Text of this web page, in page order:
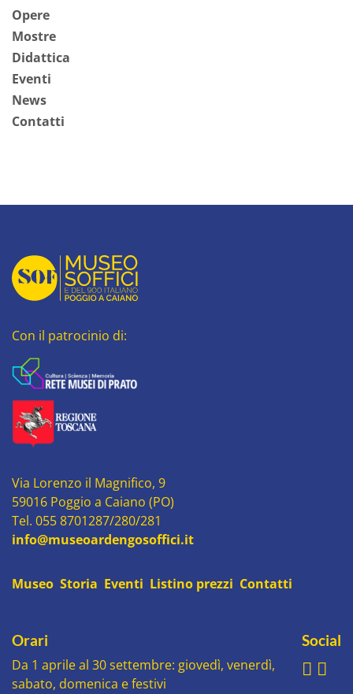
Opere
Mostre
Didattica
Eventi
News
Contatti
Con il patrocinio di:
Via Lorenzo il Magnifico, 9
59016 Poggio a Caiano (PO)
Tel. 055 8701287/280/281
info@museoardengosoffici.it
Museo Storia Eventi Listino prezzi Contatti
Orari
Da 1 aprile al 30 settembre: giovedì, venerdì,
sabato, domenica e festivi
Social